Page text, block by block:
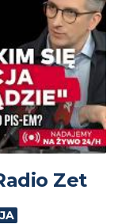
Zet